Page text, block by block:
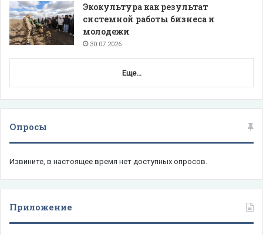
Экокультура как результат
системной работы бизнеса и
молодежи
30.07.2026
Еще...
Опросы
Извините, в настоящее время нет доступных опросов.
Приложение